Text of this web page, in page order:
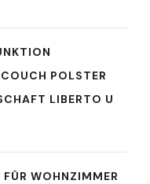
POLSTER
LIBERTO U
WOHNZIMMER